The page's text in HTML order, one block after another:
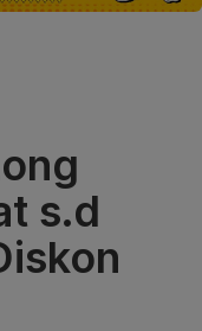
s.d